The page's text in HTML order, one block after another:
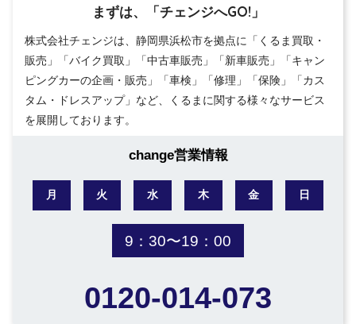
まずは、「チェンジへGO!」
株式会社チェンジは、静岡県浜松市を拠点に「くるま買取・
販売」「バイク買取」「中古車販売」「新車販売」「キャン
ピングカーの企画・販売」「車検」「修理」「保険」「カス
タム・ドレスアップ」など、くるまに関する様々なサービス
を展開しております。
change営業情報
月 火 水 木 金 日
9：30〜19：00
0120-014-073